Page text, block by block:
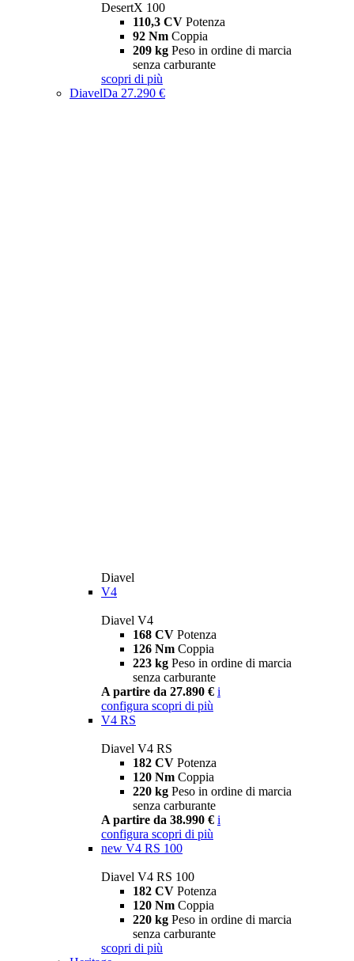
DesertX 100
110,3 CV Potenza
92 Nm Coppia
209 kg Peso in ordine di marcia
senza carburante
scopri di più
DiavelDa 27.290 €
Diavel
V4
Diavel V4
168 CV Potenza
126 Nm Coppia
223 kg Peso in ordine di marcia
senza carburante
A partire da 27.890 € i
configura scopri di più
V4 RS
Diavel V4 RS
182 CV Potenza
120 Nm Coppia
220 kg Peso in ordine di marcia
senza carburante
A partire da 38.990 € i
configura scopri di più
new V4 RS 100
Diavel V4 RS 100
182 CV Potenza
120 Nm Coppia
220 kg Peso in ordine di marcia
senza carburante
scopri di più